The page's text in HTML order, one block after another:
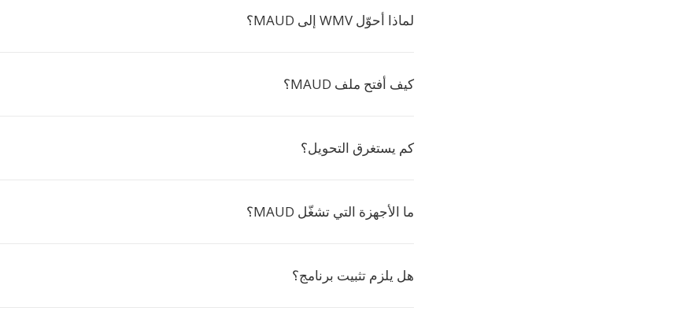
لماذا أحوّل WMV إلى MAUD؟
كيف أفتح ملف MAUD؟
كم يستغرق التحويل؟
ما الأجهزة التي تشغّل MAUD؟
هل يلزم تثبيت برنامج؟